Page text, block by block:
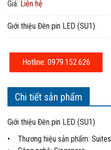
Giá: Liên hệ
Giới thiệu Đèn pin LED (SU1)
Hotline: 0979.152.626
Chi tiết sản phẩm
Giới thiệu Đèn pin LED (SU1)
• Thương hiệu sản phẩm: Suites